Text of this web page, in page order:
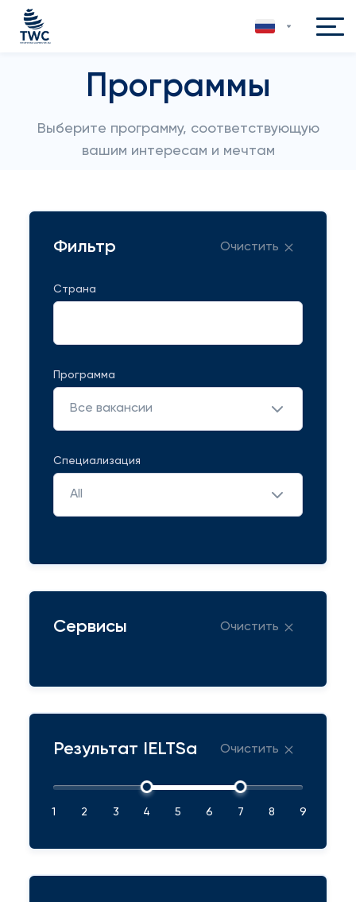
Программы
Выберите программу, соответствующую
вашим интересам и мечтам
Фильтр Очистить
Страна
Программа
Все вакансии
Специализация
All
Сервисы Очистить
Результат IELTSа Очистить
1 2 3 4 5 6 7 8 9